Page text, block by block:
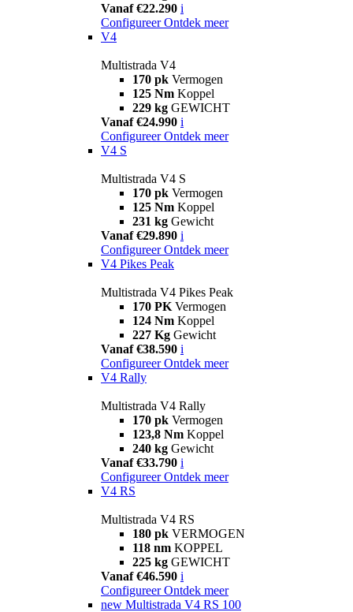
Vanaf €22.290 i
Configureer Ontdek meer
V4
Multistrada V4
170 pk Vermogen
125 Nm Koppel
229 kg GEWICHT
Vanaf €24.990 i
Configureer Ontdek meer
V4 S
Multistrada V4 S
170 pk Vermogen
125 Nm Koppel
231 kg Gewicht
Vanaf €29.890 i
Configureer Ontdek meer
V4 Pikes Peak
Multistrada V4 Pikes Peak
170 PK Vermogen
124 Nm Koppel
227 Kg Gewicht
Vanaf €38.590 i
Configureer Ontdek meer
V4 Rally
Multistrada V4 Rally
170 pk Vermogen
123,8 Nm Koppel
240 kg Gewicht
Vanaf €33.790 i
Configureer Ontdek meer
V4 RS
Multistrada V4 RS
180 pk VERMOGEN
118 nm KOPPEL
225 kg GEWICHT
Vanaf €46.590 i
Configureer Ontdek meer
new Multistrada V4 RS 100